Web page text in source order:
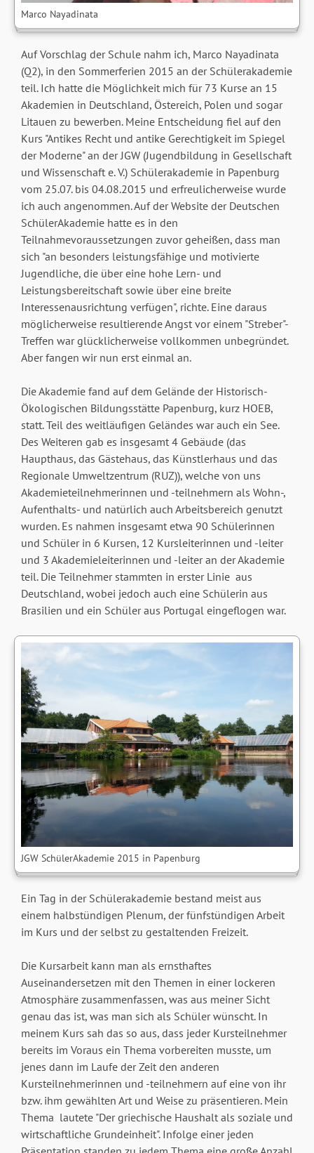
Marco Nayadinata
Auf Vorschlag der Schule nahm ich, Marco Nayadinata
(Q2), in den Sommerferien 2015 an der Schülerakademie
teil. Ich hatte die Möglichkeit mich für 73 Kurse an 15
Akademien in Deutschland, Östereich, Polen und sogar
Litauen zu bewerben. Meine Entscheidung fiel auf den
Kurs "Antikes Recht und antike Gerechtigkeit im Spiegel
der Moderne" an der JGW (Jugendbildung in Gesellschaft
und Wissenschaft e. V.) Schülerakademie in Papenburg
vom 25.07. bis 04.08.2015 und erfreulicherweise wurde
ich auch angenommen. Auf der Website der Deutschen
SchülerAkademie hatte es in den
Teilnahmevoraussetzungen zuvor geheißen, dass man
sich "an besonders leistungsfähige und motivierte
Jugendliche, die über eine hohe Lern- und
Leistungsbereitschaft sowie über eine breite
Interessenausrichtung verfügen", richte. Eine daraus
möglicherweise resultierende Angst vor einem "Streber"-
Treffen war glücklicherweise vollkommen unbegründet.
Aber fangen wir nun erst einmal an.
Die Akademie fand auf dem Gelände der Historisch-
Ökologischen Bildungsstätte Papenburg, kurz HOEB,
statt. Teil des weitläufigen Geländes war auch ein See.
Des Weiteren gab es insgesamt 4 Gebäude (das
Haupthaus, das Gästehaus, das Künstlerhaus und das
Regionale Umweltzentrum (RUZ)), welche von uns
Akademieteilnehmerinnen und -teilnehmern als Wohn-,
Aufenthalts- und natürlich auch Arbeitsbereich genutzt
wurden. Es nahmen insgesamt etwa 90 Schülerinnen
und Schüler in 6 Kursen, 12 Kursleiterinnen und -leiter
und 3 Akademieleiterinnen und -leiter an der Akademie
teil. Die Teilnehmer stammten in erster Linie aus
Deutschland, wobei jedoch auch eine Schülerin aus
Brasilien und ein Schüler aus Portugal eingeflogen war.
JGW SchülerAkademie 2015 in Papenburg
Ein Tag in der Schülerakademie bestand meist aus
einem halbstündigen Plenum, der fünfstündigen Arbeit
im Kurs und der selbst zu gestaltenden Freizeit.
Die Kursarbeit kann man als ernsthaftes
Auseinandersetzen mit den Themen in einer lockeren
Atmosphäre zusammenfassen, was aus meiner Sicht
genau das ist, was man sich als Schüler wünscht. In
meinem Kurs sah das so aus, dass jeder Kursteilnehmer
bereits im Voraus ein Thema vorbereiten musste, um
jenes dann im Laufe der Zeit den anderen
Kursteilnehmerinnen und -teilnehmern auf eine von ihr
bzw. ihm gewählten Art und Weise zu präsentieren. Mein
Thema lautete "Der griechische Haushalt als soziale und
wirtschaftliche Grundeinheit". Infolge einer jeden